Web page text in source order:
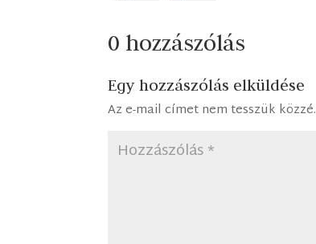
0 hozzászólás
Egy hozzászólás elküldése
Az e-mail címet nem tesszük közzé.